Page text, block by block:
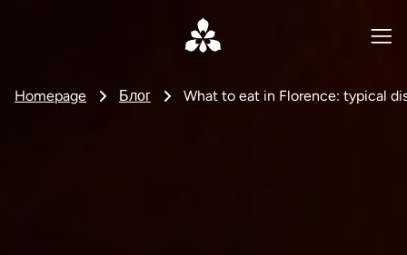
Homepage Блог What to eat in Florence: typical